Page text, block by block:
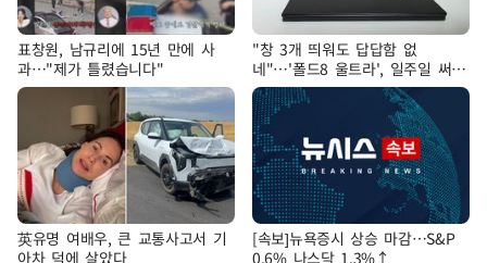
표창원, 남규리에 15년 만에 사
과…"제가 틀렸습니다"
"창 3개 띄워도 답답함 없
네"…'폴드8 울트라', 일주일 써보
니
英유명 여배우, 큰 교통사고서 기
아차 덕에 살았다
[속보]뉴욕증시 상승 마감…S&P
0.6% 나스닥 1.3%↑